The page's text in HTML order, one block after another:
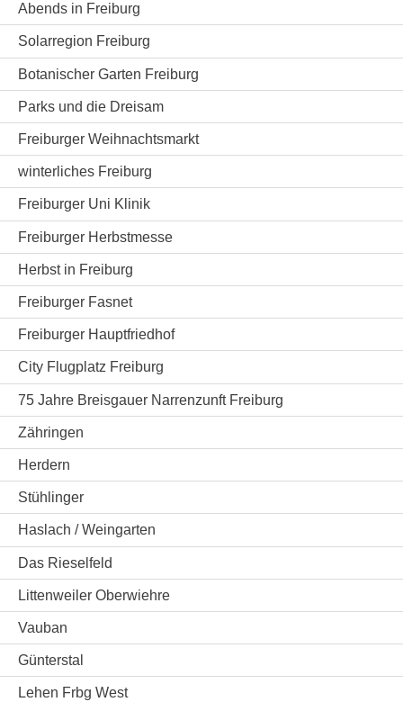
Abends in Freiburg
Solarregion Freiburg
Botanischer Garten Freiburg
Parks und die Dreisam
Freiburger Weihnachtsmarkt
winterliches Freiburg
Freiburger Uni Klinik
Freiburger Herbstmesse
Herbst in Freiburg
Freiburger Fasnet
Freiburger Hauptfriedhof
City Flugplatz Freiburg
75 Jahre Breisgauer Narrenzunft Freiburg
Zähringen
Herdern
Stühlinger
Haslach / Weingarten
Das Rieselfeld
Littenweiler Oberwiehre
Vauban
Günterstal
Lehen Frbg West